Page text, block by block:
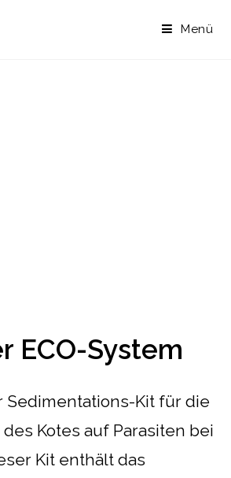
Menü
ECO-System
Sedimentations-Kit für die
Kotes auf Parasiten bei
Kit enthält das